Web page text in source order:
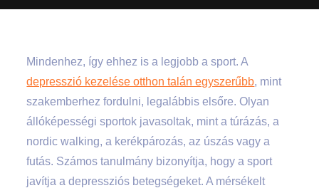
Mindenhez, így ehhez is a legjobb a sport. A
depresszió kezelése otthon talán egyszerűbb, mint
szakemberhez fordulni, legalábbis elsőre. Olyan
állóképességi sportok javasoltak, mint a túrázás, a
nordic walking, a kerékpározás, az úszás vagy a
futás. Számos tanulmány bizonyítja, hogy a sport
javítja a depressziós betegségeket. A mérsékelt